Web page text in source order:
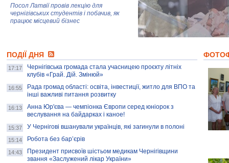
Посол Латвії провів лекцію для
чернігівських студентів і побачив, як
працює місцевий бізнес
колекцію про війну, емоції та тварин
AB InBev Efes Україна підтримала
навчальний проєкт "Молодіжна бізнес-
школа", спрямований на розвиток
підприємництва у Чернігівській області
Золота тварина: видання Forbes
написало про чернігівця Патрона: хто і
скільки на ньому заробляє? І куди
витрачають?
ПОДІЇ ДНЯ
17:17
Чернігівська громада стала учасницею проєкту літніх
клубів «Грай. Дій. Змінюй»
16:55
Рада громад області: освіта, інвестиції, житло для ВПО та
інші важливі питання розвитку
16:13
Анна Юр'єва — чемпіонка Європи серед юніорок з
веслування на байдарках і каное!
15:37 У Чернігові вшанували українців, які загинули в полоні
15:14 Робота без бар’єрів
14:43
Президент присвоїв шістьом медикам Чернігівщини
звання «Заслужений лікар України»